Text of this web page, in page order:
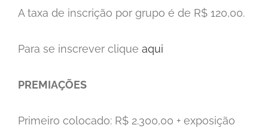
A taxa de inscrição por grupo é de R$ 120,00.
Para se inscrever clique aqui
PREMIAÇÕES
Primeiro colocado: R$ 2.300,00 + exposição